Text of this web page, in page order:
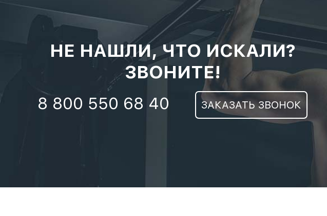
НЕ НАШЛИ, ЧТО ИСКАЛИ?
ЗВОНИТЕ!
8 800 550 68 40 ЗАКАЗАТЬ ЗВОНОК